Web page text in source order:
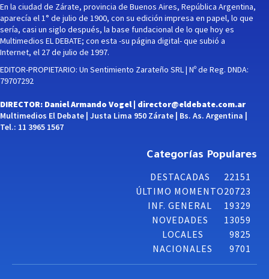
En la ciudad de Zárate, provincia de Buenos Aires, República Argentina,
aparecía el 1° de julio de 1900, con su edición impresa en papel, lo que
sería, casi un siglo después, la base fundacional de lo que hoy es
Multimedios EL DEBATE; con esta -su página digital- que subió a
Internet, el 27 de julio de 1997.
EDITOR-PROPIETARIO: Un Sentimiento Zarateño SRL | Nº de Reg. DNDA:
79707292
DIRECTOR: Daniel Armando Vogel | director@eldebate.com.ar
Multimedios El Debate | Justa Lima 950 Zárate | Bs. As. Argentina |
Tel.: 11 3965 1567
Categorías Populares
DESTACADAS
22151
ÚLTIMO MOMENTO20723
INF. GENERAL
19329
NOVEDADES
13059
LOCALES
9825
NACIONALES
9701